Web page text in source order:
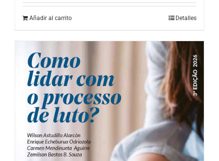
Añadir al carrito Detalles